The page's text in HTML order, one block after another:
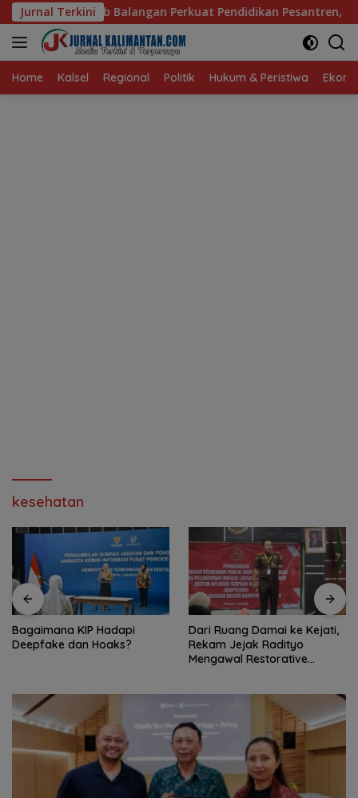
Langsung
ke
konten
Jurnal Terkini
Perkuat Pendidikan Pesantren, Program Beasiswa
Home Kalsel Regional Politik Hukum & Peristiwa
kesehatan
Bagaimana KIP Hadapi
Deepfake dan Hoaks?
Dari Ruang Damai ke Kejati,
Rekam Jejak Radityo
Mengawal Restorative